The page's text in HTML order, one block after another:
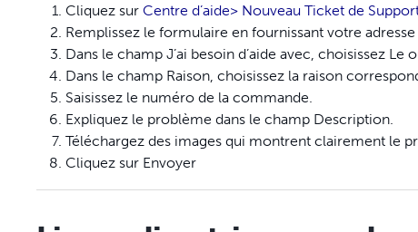
Cliquez sur Centre d’aide> Nouveau Ticket de
Remplissez le formulaire en fournissant votre
Dans le champ J’ai besoin d’aide avec, choisissez
Dans le champ Raison, choisissez la raison
Saisissez le numéro de la commande.
Expliquez le problème dans le champ Description.
Téléchargez des images qui montrent clairement le
Cliquez sur Envoyer